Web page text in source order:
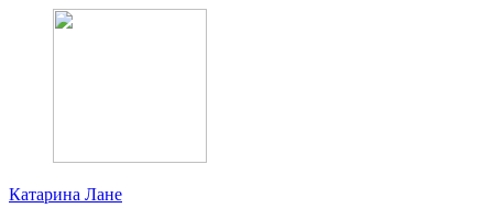
Катарина Лане